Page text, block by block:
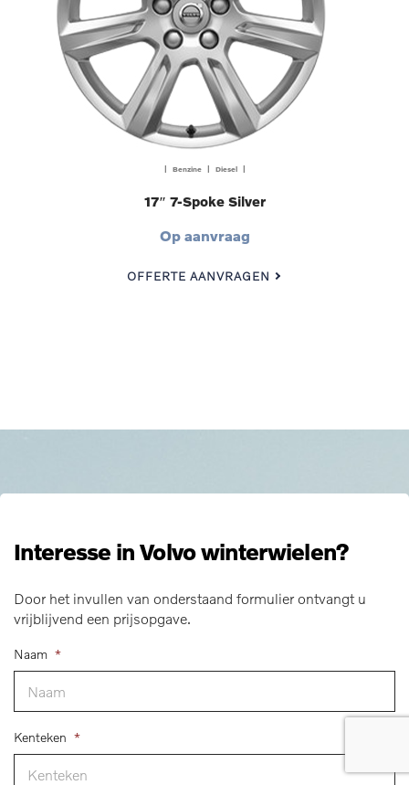
| Benzine | Diesel |
17″ 7-Spoke Silver
Op aanvraag
OFFERTE AANVRAGEN
Interesse in Volvo winterwielen?
Door het invullen van onderstaand formulier ontvangt u
vrijblijvend een prijsopgave.
Naam *
Kenteken *